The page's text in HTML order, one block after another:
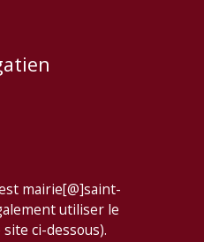
mairie[@]saint-
utiliser le
ci-dessous).